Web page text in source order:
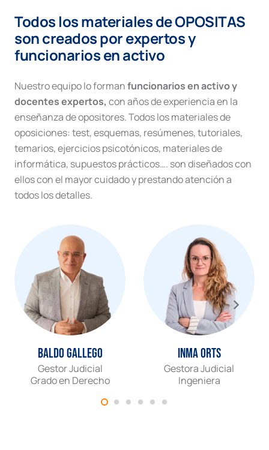
provisional.
Recurso
Casación
cantidad
Todos los materiales de OPOSITAS
son creados por expertos y
funcionarios en activo
Nuestro equipo lo formanfuncionarios en activo y
docentes expertos, con años de experiencia en la
enseñanza de opositores. Todos los materiales de
oposiciones: test, esquemas, resúmenes, tutoriales,
temarios, ejercicios psicotónicos, materiales de
informática, supuestos prácticos…. son diseñados con
ellos con el mayor cuidado y prestando atención a
todos los detalles.
Baldo Gallego
Gestor Judicial
Grado en Derecho
Inma Orts
Gestora Judicial
Ingeniera